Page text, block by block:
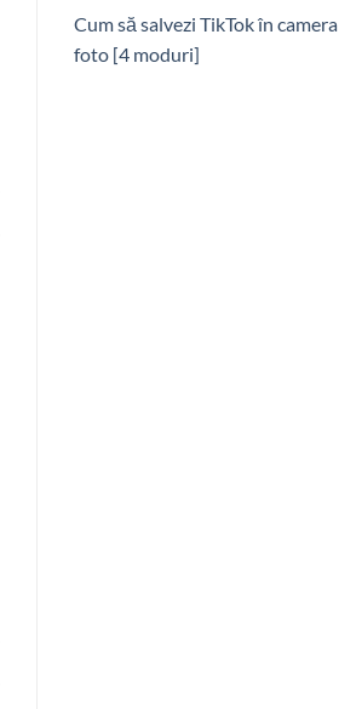
Cum să salvezi TikTok în camera
foto [4 moduri]